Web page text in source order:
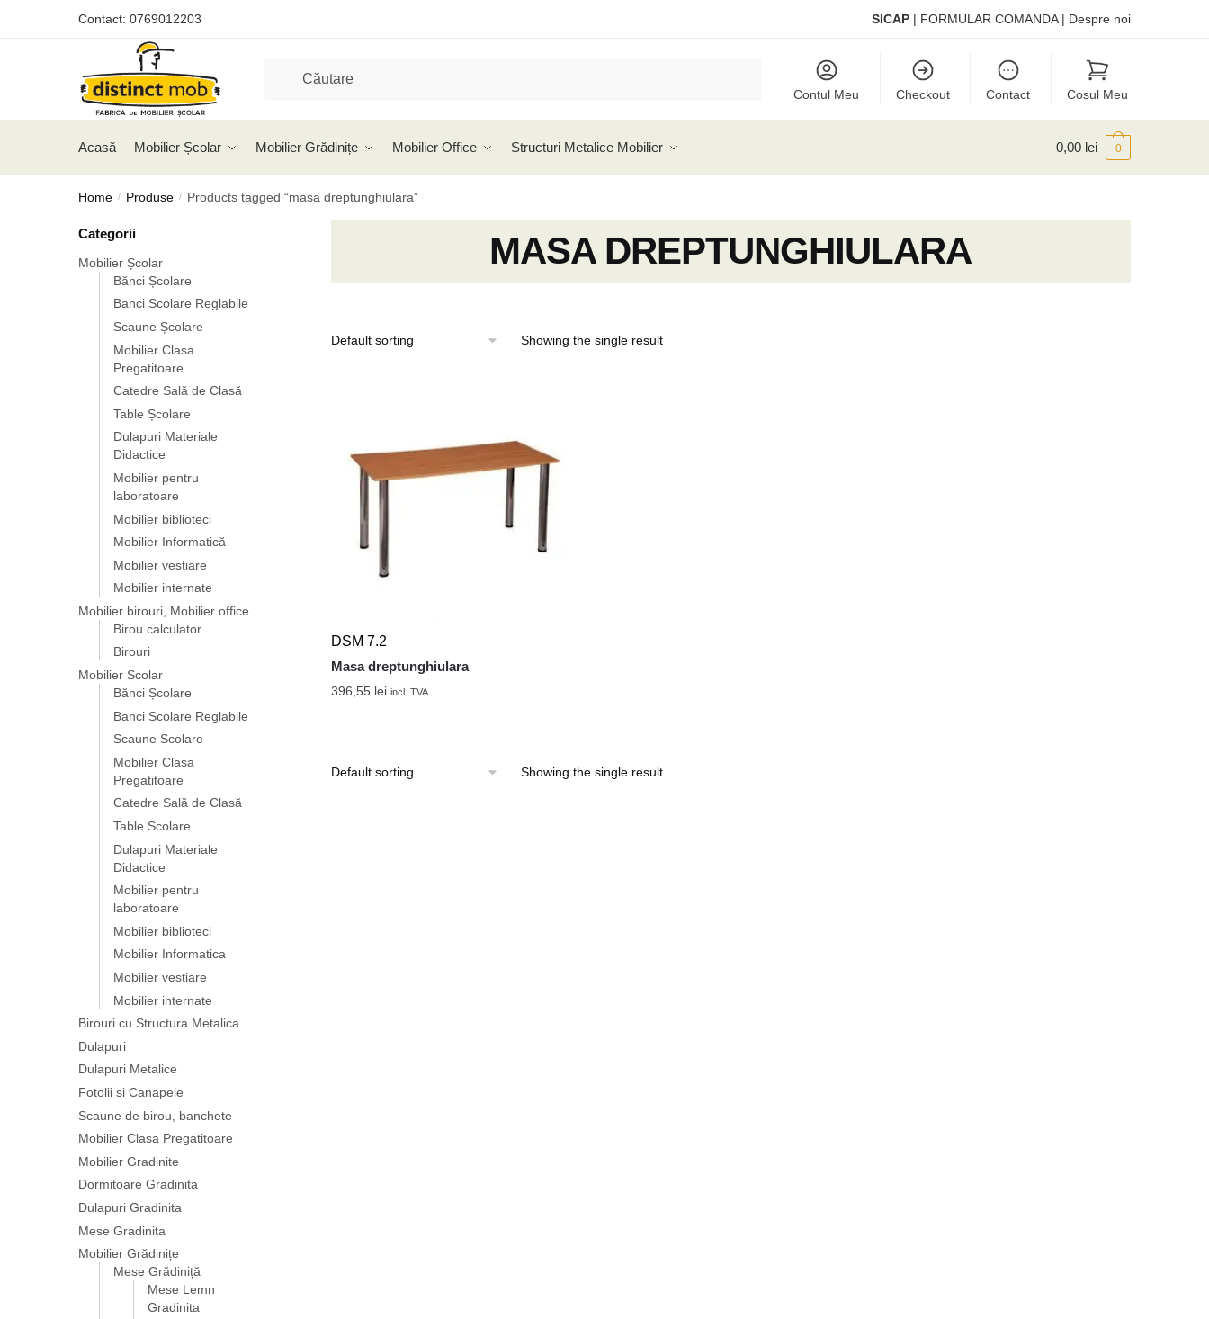
Contact: 0769012203 SICAP | FORMULAR COMANDA| Despre noi
Contul Meu Checkout Contact Cosul Meu
Acasă Mobilier Școlar Mobilier Grădinițe Mobilier Office Structuri Metalice Mobilier 0,00 lei 0
Home / Produse / Products tagged “masa dreptunghiulara”
MASA DREPTUNGHIULARA
Showing the single result
DSM 7.2
Masa dreptunghiulara
396,55 lei incl. TVA
Showing the single result
Categorii
Mobilier Școlar
Bănci Școlare
Banci Scolare Reglabile
Scaune Școlare
Mobilier Clasa
Pregatitoare
Catedre Sală de Clasă
Table Școlare
Dulapuri Materiale
Didactice
Mobilier pentru
laboratoare
Mobilier biblioteci
Mobilier Informatică
Mobilier vestiare
Mobilier internate
Mobilier birouri, Mobilier office
Birou calculator
Birouri
Mobilier Scolar
Bănci Școlare
Banci Scolare Reglabile
Scaune Scolare
Mobilier Clasa
Pregatitoare
Catedre Sală de Clasă
Table Scolare
Dulapuri Materiale
Didactice
Mobilier pentru
laboratoare
Mobilier biblioteci
Mobilier Informatica
Mobilier vestiare
Mobilier internate
Birouri cu Structura Metalica
Dulapuri
Dulapuri Metalice
Fotolii si Canapele
Scaune de birou, banchete
Mobilier Clasa Pregatitoare
Mobilier Gradinite
Dormitoare Gradinita
Dulapuri Gradinita
Mese Gradinita
Mobilier Grădinițe
Mese Grădiniță
Mese Lemn
Gradinita